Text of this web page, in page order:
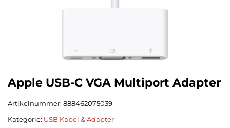
Apple USB-C VGA Multiport Adapter
Artikelnummer: 888462075039
Kategorie: USB Kabel & Adapter